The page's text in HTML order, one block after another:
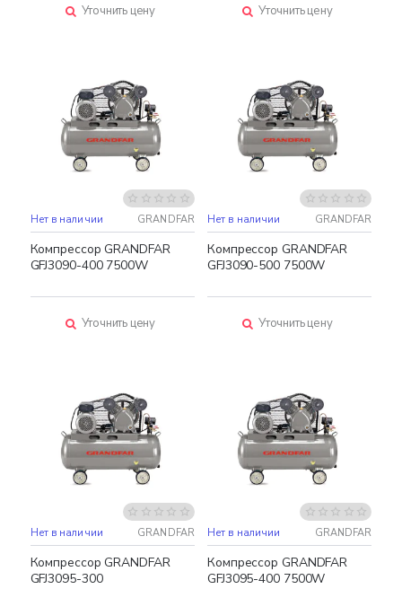
Уточнить цену Уточнить цену
Нет в наличии GRANDFAR
Компрессор GRANDFAR
GFJ3090-400 7500W
Уточнить цену
Нет в наличии GRANDFAR
Компрессор GRANDFAR
GFJ3090-500 7500W
Уточнить цену
Нет в наличии GRANDFAR
Компрессор GRANDFAR
GFJ3095-300
Нет в наличии GRANDFAR
Компрессор GRANDFAR
GFJ3095-400 7500W